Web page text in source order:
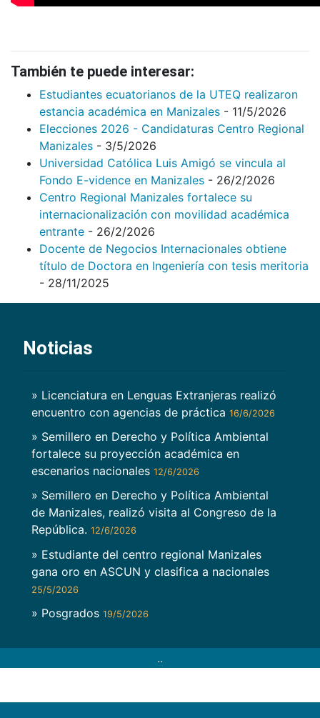
También te puede interesar:
Estudiantes ecuatorianos de la UTEQ realizaron
estancia académica en Manizales - 11/5/2026
Elecciones 2026 - Candidaturas Centro Regional
Manizales - 3/5/2026
Universidad Católica Luis Amigó se vincula al
Fondo E-vidence en Manizales - 26/2/2026
Centro Regional Manizales fortalece su
internacionalización con movilidad académica
entrante - 26/2/2026
Docente de Negocios Internacionales obtiene
título de Doctora en Ingeniería con tesis meritoria
- 28/11/2025
Noticias
» Licenciatura en Lenguas Extranjeras realizó
encuentro con agencias de práctica 16/6/2026
» Semillero en Derecho y Política Ambiental
fortalece su proyección académica en
escenarios nacionales 12/6/2026
» Semillero en Derecho y Política Ambiental
de Manizales, realizó visita al Congreso de la
República. 12/6/2026
» Estudiante del centro regional Manizales
gana oro en ASCUN y clasifica a nacionales
25/5/2026
» Posgrados 19/5/2026
..